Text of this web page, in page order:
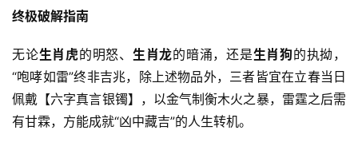
终极破解指南
无论生肖虎的明怒、 生肖龙的暗涌，还是生肖狗的执拗，
“咆哮如雷”终非吉兆，除上述物品外，三者皆宜在立春当日
佩戴【六字真言银镯】，以金气制衡木火之暴，雷霆之后需
有甘霖，方能成就“凶中藏吉”的人生转机。